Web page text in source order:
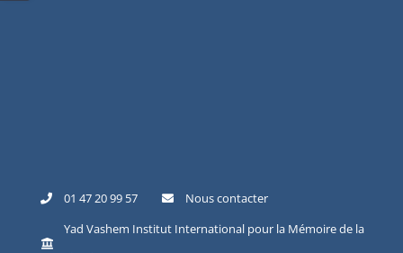
01 47 20 99 57
Nous contacter
Yad Vashem Institut International pour la Mémoire de la